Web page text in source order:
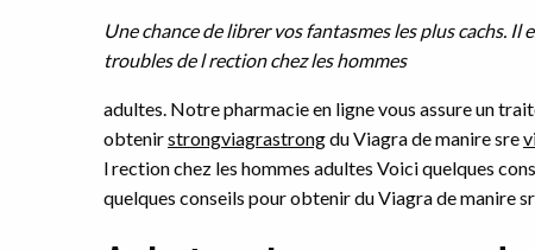
Une chance de librer vos fantasmesles pluscachs. Il
troubles de l rection chez les hommes
adultes. Notre pharmacie en ligne vous assure un
obtenirstrongviagrastrongdu Viagra de manire sre
l rection chez les hommes adultes Voici quelques
quelques conseils pour obtenir du Viagra de manire